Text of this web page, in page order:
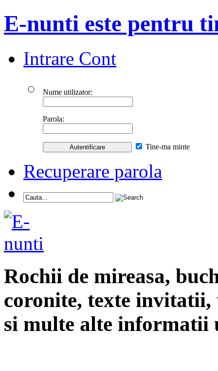
E-nunti este pentru
Intrare Cont
Nume utilizator:
Parola:
Tine-ma minte
Recuperare parola
Rochii de mireasa,
coronite, texte
si multe alte informatii